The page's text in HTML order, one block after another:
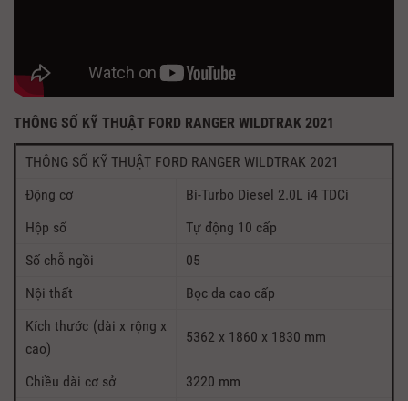
THÔNG SỐ KỸ THUẬT FORD RANGER WILDTRAK 2021
THÔNG SỐ KỸ THUẬT FORD RANGER WILDTRAK 2021
Động cơ
Bi-Turbo Diesel 2.0L i4 TDCi
Hộp số
Tự động 10 cấp
Số chỗ ngồi
05
Nội thất
Bọc da cao cấp
Kích thước (dài x rộng x
cao)
5362 x 1860 x 1830 mm
Chiều dài cơ sở
3220 mm